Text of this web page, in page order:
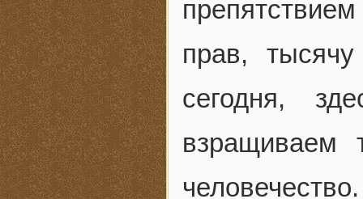
прав,
сегодня,
взращиваем